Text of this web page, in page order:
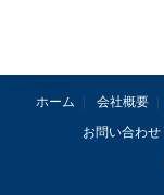
ホーム 会社概要
お問い合わせ